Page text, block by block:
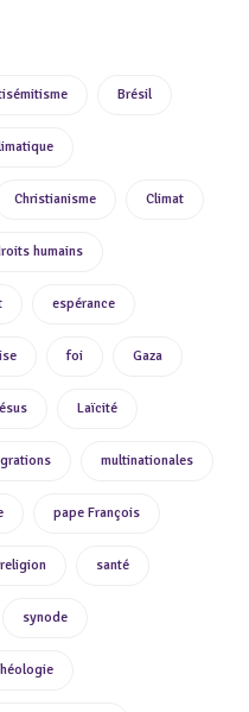
Brésil
Christianisme Climat
humains
espérance
foi Gaza
Laïcité
multinationales
pape François
religion santé
synode